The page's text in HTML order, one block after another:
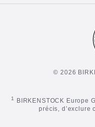
© 2026
1
BIRKENSTOCK Europe
précis, d’exclure